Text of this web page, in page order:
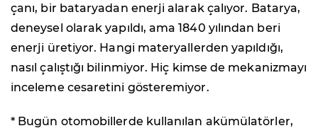
çanı, bir bataryadan enerji alarak çalıyor. Batarya,
deneysel olarak yapıldı, ama 1840 yılından beri
enerji üretiyor. Hangi materyallerden yapıldığı,
nasıl çalıştığı bilinmiyor. Hiç kimse de mekanizmayı
inceleme cesaretini gösteremiyor.
* Bugün otomobillerde kullanılan akümülatörler,